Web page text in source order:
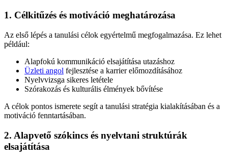
1. Célkitűzés és motiváció meghatározása
Az első lépés a tanulási célok egyértelmű megfogalmazása. Ez lehet
például:
Alapfokú kommunikáció elsajátítása utazáshoz
Üzleti angol fejlesztése a karrier előmozdításához
Nyelvvizsga sikeres letétele
Szórakozás és kulturális élmények bővítése
A célok pontos ismerete segít a tanulási stratégia kialakításában és a
motiváció fenntartásában.
2. Alapvető szókincs és nyelvtani struktúrák
elsajátítása